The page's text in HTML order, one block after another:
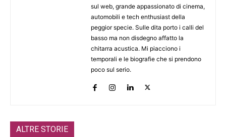
sul web, grande appassionato di cinema,
automobili e tech enthusiast della
peggior specie. Sulle dita porto i calli del
basso ma non disdegno affatto la
chitarra acustica. Mi piacciono i
temporali e le biografie che si prendono
poco sul serio.
ALTRE STORIE